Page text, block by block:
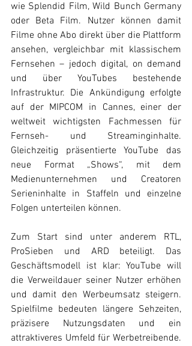
wie Splendid Film, Wild Bunch Germany
oder Beta Film. Nutzer können damit
Filme ohne Abo direkt über die Plattform
ansehen, vergleichbar mit klassischem
Fernsehen – jedoch digital, on demand
und über YouTubes bestehende
Infrastruktur. Die Ankündigung erfolgte
auf der MIPCOM in Cannes, einer der
weltweit wichtigsten Fachmessen für
Fernseh- und Streaminginhalte.
Gleichzeitig präsentierte YouTube das
neue Format „Shows“, mit dem
Medienunternehmen und Creatoren
Serieninhalte in Staffeln und einzelne
Folgen unterteilen können.
Zum Start sind unter anderem RTL,
ProSieben und ARD beteiligt. Das
Geschäftsmodell ist klar: YouTube will
die Verweildauer seiner Nutzer erhöhen
und damit den Werbeumsatz steigern.
Spielfilme bedeuten längere Sehzeiten,
präzisere Nutzungsdaten und ein
attraktiveres Umfeld für Werbetreibende.